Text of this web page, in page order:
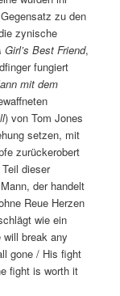
zu den
zynische
Girl’s Best Friend,
fungiert
mit dem
) von Tom Jones
setzen, mit
zurückerobert
dieser
der handelt
Reue Herzen
wie ein
will break any
gone / His fight
fight is worth it